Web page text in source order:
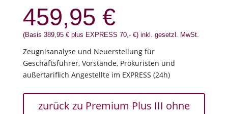
459,95 €
(Basis 389,95 € plus EXPRESS 70,- €) inkl. gesetzl. MwSt.
Zeugnisanalyse und Neuerstellung für
Geschäftsführer, Vorstände, Prokuristen und
außertariflich Angestellte im EXPRESS (24h)
zurück zu Premium Plus III ohne